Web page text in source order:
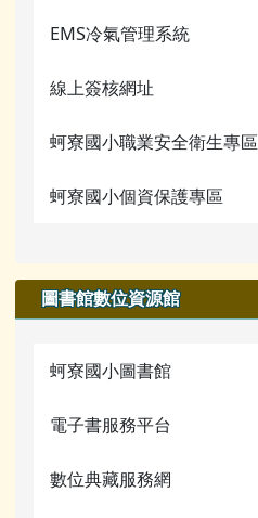
校務行政
蚵寮評鑑網站
電腦課程資源
宣導網站
檔案下載
行事曆
EMS冷氣管理系統
線上簽核網址
蚵寮國小職業安全衛生專區
蚵寮國小個資保護專區
圖書館數位資源館
蚵寮國小圖書館
電子書服務平台
數位典藏服務網